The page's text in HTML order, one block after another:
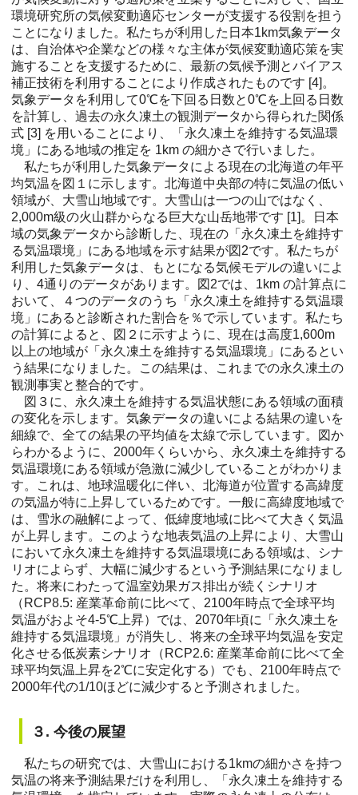
環境研究所の気候変動適応センターが支援する役割を担う
ことになりました。私たちが利用した日本1km気象データ
は、自治体や企業などの様々な主体が気候変動適応策を実
施することを支援するために、最新の気候予測とバイアス
補正技術を利用することにより作成されたものです [4]。
気象データを利用して0℃を下回る日数と0℃を上回る日数
を計算し、過去の永久凍土の観測データから得られた関係
式 [3] を用いることにより、「永久凍土を維持する気温環
境」にある地域の推定を 1km の細かさで行いました。
私たちが利用した気象データによる現在の北海道の年平
均気温を図１に示します。北海道中央部の特に気温の低い
領域が、大雪山地域です。大雪山は一つの山ではなく、
2,000m級の火山群からなる巨大な山岳地帯です [1]。日本
域の気象データから診断した、現在の「永久凍土を維持す
る気温環境」にある地域を示す結果が図2です。私たちが
利用した気象データは、もとになる気候モデルの違いによ
り、4通りのデータがあります。図2では、1km の計算点に
おいて、４つのデータのうち「永久凍土を維持する気温環
境」にあると診断された割合を％で示しています。私たち
の計算によると、図２に示すように、現在は高度1,600m
以上の地域が「永久凍土を維持する気温環境」にあるとい
う結果になりました。この結果は、これまでの永久凍土の
観測事実と整合的です。
図３に、永久凍土を維持する気温状態にある領域の面積
の変化を示します。気象データの違いによる結果の違いを
細線で、全ての結果の平均値を太線で示しています。図か
らわかるように、2000年くらいから、永久凍土を維持する
気温環境にある領域が急激に減少していることがわかりま
す。これは、地球温暖化に伴い、北海道が位置する高緯度
の気温が特に上昇しているためです。一般に高緯度地域で
は、雪氷の融解によって、低緯度地域に比べて大きく気温
が上昇します。このような地表気温の上昇により、大雪山
において永久凍土を維持する気温環境にある領域は、シナ
リオによらず、大幅に減少するという予測結果になりまし
た。将来にわたって温室効果ガス排出が続くシナリオ
（RCP8.5: 産業革命前に比べて、2100年時点で全球平均
気温がおよそ4-5℃上昇）では、2070年頃に「永久凍土を
維持する気温環境」が消失し、将来の全球平均気温を安定
化させる低炭素シナリオ（RCP2.6: 産業革命前に比べて全
球平均気温上昇を2℃に安定化する）でも、2100年時点で
2000年代の1/10ほどに減少すると予測されました。
３. 今後の展望
私たちの研究では、大雪山における1kmの細かさを持つ
気温の将来予測結果だけを利用し、「永久凍土を維持する